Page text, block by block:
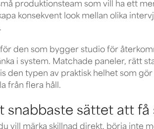
produktionsteam som vill ha ett
konsekvent look mellan olika
den som bygger studio för
i system. Matchade paneler, rätt
den typen av praktisk helhet som
från flera håll.
snabbaste sättet att
vill märka skillnad direkt, börja inte